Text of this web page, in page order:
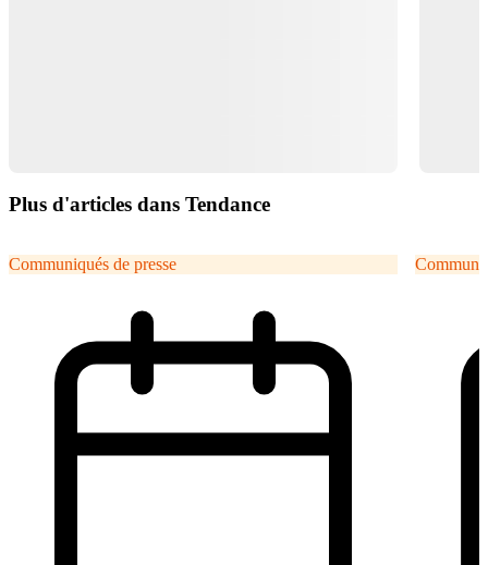
Plus d'articles dans Tendance
Communiqués de presse